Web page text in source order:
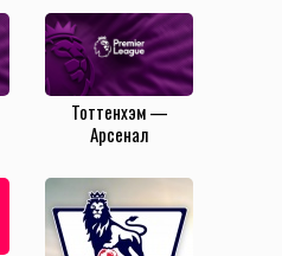
Тоттенхэм —
Арсенал